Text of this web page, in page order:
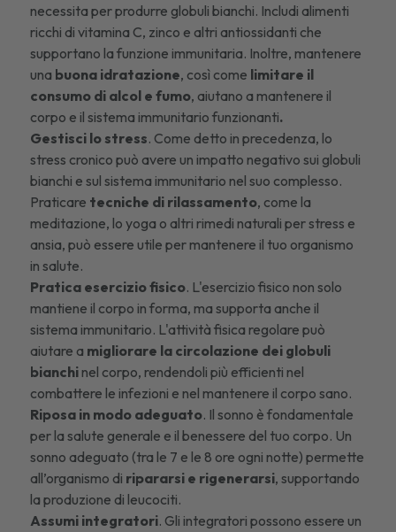
necessita per produrre globuli bianchi. Includi alimenti
ricchi di vitamina C, zinco e altri antiossidanti che
supportano la funzione immunitaria. Inoltre, mantenere
una buona idratazione, così come limitare il
consumo di alcol e fumo, aiutano a mantenere il
corpo e il sistema immunitario funzionanti.
Gestisci lo stress. Come detto in precedenza, lo
stress cronico può avere un impatto negativo sui globuli
bianchi e sul sistema immunitario nel suo complesso.
Praticare tecniche di rilassamento, come la
meditazione, lo yoga o altririmedi naturali per stress e
ansia, può essere utile per mantenere il tuo organismo
in salute.
Pratica esercizio fisico. L'esercizio fisico non solo
mantiene il corpo in forma, ma supporta anche il
sistema immunitario. L'attività fisica regolare può
aiutare a migliorare la circolazione dei globuli
bianchinel corpo, rendendoli più efficienti nel
combattere le infezioni e nel mantenere il corpo sano.
Riposa in modo adeguato. Il sonno è fondamentale
per la salute generale e il benessere del tuo corpo. Un
sonno adeguato (tra le 7 e le 8 ore ogni notte) permette
all’organismo di ripararsi e rigenerarsi, supportando
la produzione di leucociti.
Assumi integratori. Gli integratori possono essere un